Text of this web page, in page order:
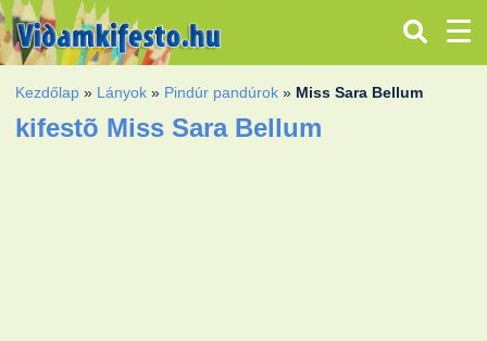
Kezdőlap » Lányok » Pindúr pandúrok » Miss Sara Bellum
kifestõ Miss Sara Bellum